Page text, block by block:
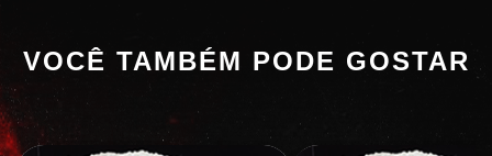
VOCÊ TAMBÉM PODE GOSTAR